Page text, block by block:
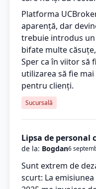
Platforma
aparență, dar
trebuie introdus
bifate multe
Sper ca în viitor să
utilizarea să fie
pentru clienți.
Sucursală
Lipsa de personal
de la: Bogdan6
Sunt extrem de
scurt: La